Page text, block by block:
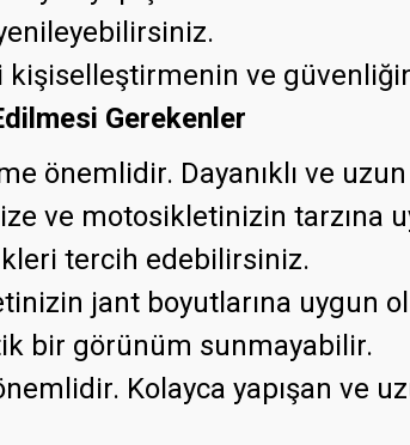
ve
Gerekenler
önemlidir. Dayanıklı ve
ve motosikletinizin tarzına
tercih edebilirsiniz.
jant boyutlarına uygun
bir görünüm sunmayabilir.
Kolayca yapışan